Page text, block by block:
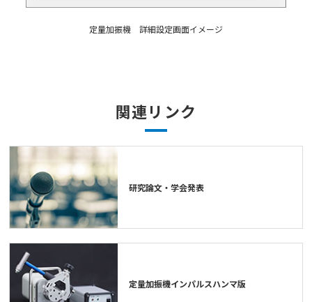
定量加振機 詳細設定画面イメージ
関連リンク
研究論文・学会発表
定量加振機インパルスハンマ版